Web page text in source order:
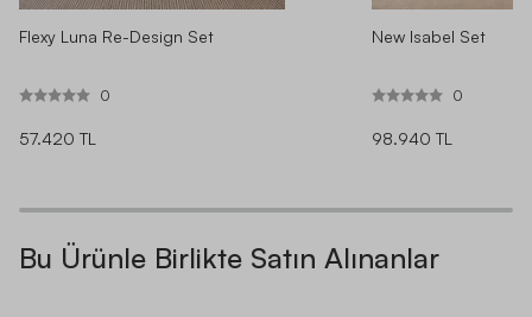
Flexy Luna Re-Design Set
0
57.420 TL
New Isabel Set
0
98.940 TL
Bu Ürünle Birlikte Satın Alınanlar